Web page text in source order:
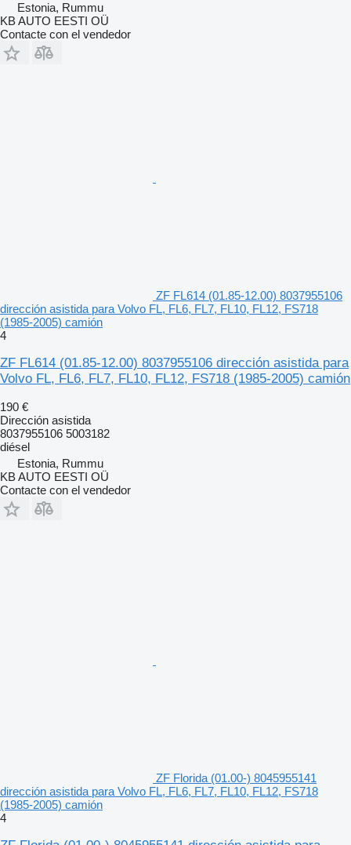
Estonia, Rummu
KB AUTO EESTI OÜ
Contacte con el vendedor
ZF FL614 (01.85-12.00) 8037955106
dirección asistida para Volvo FL, FL6, FL7, FL10, FL12, FS718
(1985-2005) camión
4
ZF FL614 (01.85-12.00) 8037955106 dirección asistida para
Volvo FL, FL6, FL7, FL10, FL12, FS718 (1985-2005) camión
190 €
Dirección asistida
8037955106 5003182
diésel
Estonia, Rummu
KB AUTO EESTI OÜ
Contacte con el vendedor
ZF Florida (01.00-) 8045955141
dirección asistida para Volvo FL, FL6, FL7, FL10, FL12, FS718
(1985-2005) camión
4